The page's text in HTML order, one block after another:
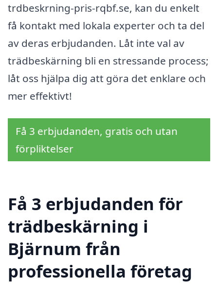
trdbeskrning-pris-rqbf.se, kan du enkelt
få kontakt med lokala experter och ta del
av deras erbjudanden. Låt inte val av
trädbeskärning bli en stressande process;
låt oss hjälpa dig att göra det enklare och
mer effektivt!
Få 3 erbjudanden, gratis och utan
förpliktelser
Få 3 erbjudanden för
trädbeskärning i
Bjärnum från
professionella företag